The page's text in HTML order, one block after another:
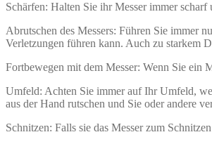
Schärfen: Halten Sie ihr Messer immer
Abrutschen des Messers: Führen Sie immer
Verletzungen führen kann. Auch zu starkem
Fortbewegen mit dem Messer: Wenn Sie ein
Umfeld: Achten Sie immer auf Ihr Umfeld,
aus der Hand rutschen und Sie oder andere
Schnitzen: Falls sie das Messer zum